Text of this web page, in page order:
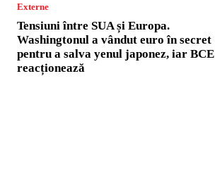
Externe
Tensiuni între SUA și Europa.
Washingtonul a vândut euro în secret
pentru a salva yenul japonez, iar BCE
reacționează